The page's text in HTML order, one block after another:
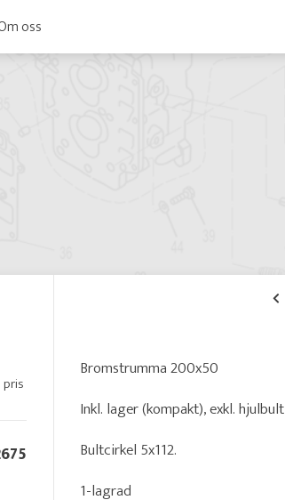
oss
Bromstrumma 200x50
Inkl. lager (kompakt), exkl. hjulbult
Bultcirkel 5x112.
1-lagrad